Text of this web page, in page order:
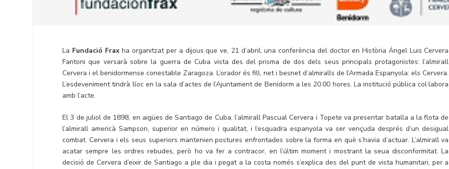
La Fundació Fraxha organitzat per a dijous que ve, 21 d’abril, una conferència del doctor en Història Ángel Luis Cervera
Fantoni que versarà sobre la guerra de Cuba vista des del prisma de dos dels seus principals protagonistes: l’almirall
Cervera i el benidormense conestable Zaragoza. L’orador és fill, net i besnet d’almiralls de l’Armada Espanyola: els Cervera.
L’esdeveniment tindrà lloc en la sala d’actes de l’Ajuntament de Benidorm a les 20.00 hores. La institució pública col·labora
amb l’acte.
El 3 de juliol de 1898, en aigües de Santiago de Cuba, l’almirall Pascual Cervera i Topete va presentar batalla a la flota de
l’almirall americà Sampson, superior en número i qualitat, i l’esquadra espanyola va ser vençuda després d’un desigual
combat. Cervera i els seus superiors mantenien postures enfrontades sobre la forma en què s’havia d’actuar. L’almirall va
acatar sempre les ordres rebudes, però ho va fer a contracor, en l’últim moment i mostrant la seua disconformitat. La
decisió de Cervera d’eixir de Santiago a ple dia i pegat a la costa només s’explica des del punt de vista humanitari, per a